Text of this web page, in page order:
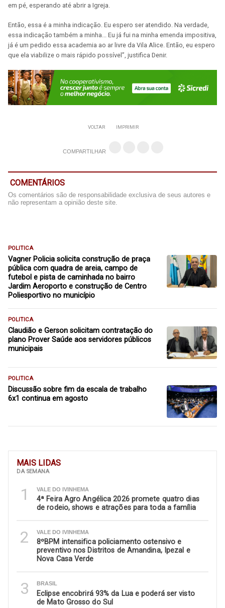
MAIS LIDAS
DA SEMANA
1 VALE DO IVINHEMA
4ª Feira Agro Angélica 2026 promete quatro dias
de rodeio, shows e atrações para toda a família
2 VALE DO IVINHEMA
8ºBPM intensifica policiamento ostensivo e
preventivo nos Distritos de Amandina, Ipezal e
Nova Casa Verde
3 BRASIL
Eclipse encobrirá 93% da Lua e poderá ser visto
de Mato Grosso do Sul
em pé, esperando até abrir a Igreja.
Então, essa é a minha indicação. Eu espero ser atendido. Na verdade,
essa indicação também a minha... Eu já fui na minha emenda impositiva,
já é um pedido essa academia ao ar livre da Vila Alice. Então, eu espero
que ela viabilize o mais rápido possível”, justifica Denir.
VOLTAR IMPRIMIR
COMPARTILHAR
COMENTÁRIOS
Os comentários são de responsabilidade exclusiva de seus autores e
não representam a opinião deste site.
POLITICA
Vagner Policia solicita construção de praça
pública com quadra de areia, campo de
futebol e pista de caminhada no bairro
Jardim Aeroporto e construção de Centro
Poliesportivo no município
POLITICA
Claudião e Gerson solicitam contratação do
plano Prover Saúde aos servidores públicos
municipais
POLITICA
Discussão sobre fim da escala de trabalho
6x1 continua em agosto